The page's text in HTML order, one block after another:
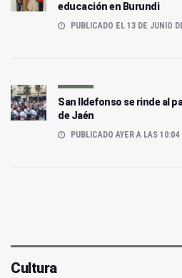
educación en Burundi
PUBLICADO EL 13 DE JUNIO
San Ildefonso se rinde al
de Jaén
PUBLICADO AYER A LAS 10:04
Cultura